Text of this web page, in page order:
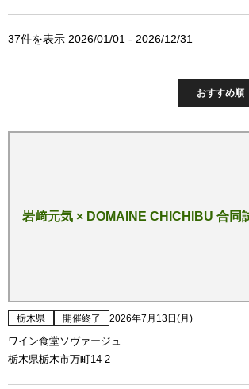
37件を表示 2026/01/01 - 2026/12/31
おすすめ順
岩﨑元気 × DOMAINE CHICHIBU 合同
栃木県 開催終了 2026年7月13日(月)
ワイン食堂ソヴァージュ
栃木県栃木市万町14-2